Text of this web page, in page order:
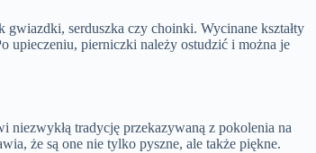
serduszka czy choinki. Wycinane kształty
upieczeniu, pierniczki należy ostudzić i można je
tradycję przekazywaną z pokolenia na
że są one nie tylko pyszne, ale także piękne.